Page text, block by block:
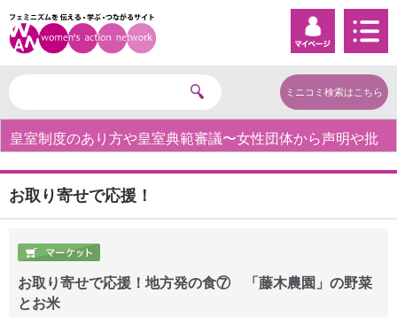
ミニコミ検索はこちら
皇室制度のあり方や皇室典範審議〜女性団体から声明や批
お取り寄せで応援！
お取り寄せで応援！地方発の食⑦ 「藤木農園」の野菜
とお米